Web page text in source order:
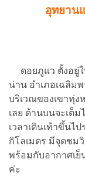
อุทยาน
ดอยภูแว ตั้งอยู่ใ
น่าน อำเภอเฉลิม
บริเวณของเขาทุ่
เลย ด้านบนจะเต็ม
เวลาเดินเท้าขึ้นไ
กิโลเมตร มีจุดชม
พร้อมกับอากาศเ
ค่ะ